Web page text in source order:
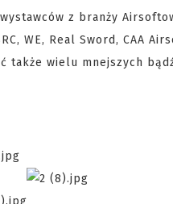
z branży
WE, Real Sword, CAA
także wielu mnejszych